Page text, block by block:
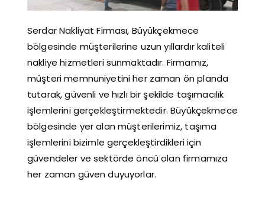
Serdar Nakliyat Firması, Büyükçekmece
bölgesinde müşterilerine uzun yıllardır kaliteli
nakliye hizmetleri sunmaktadır. Firmamız,
müşteri memnuniyetini her zaman ön planda
tutarak, güvenli ve hızlı bir şekilde taşımacılık
işlemlerini gerçekleştirmektedir. Büyükçekmece
bölgesinde yer alan müşterilerimiz, taşıma
işlemlerini bizimle gerçekleştirdikleri için
güvendeler ve sektörde öncü olan firmamıza
her zaman güven duyuyorlar.